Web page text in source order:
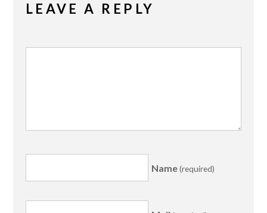
LEAVE A REPLY
Name(required)